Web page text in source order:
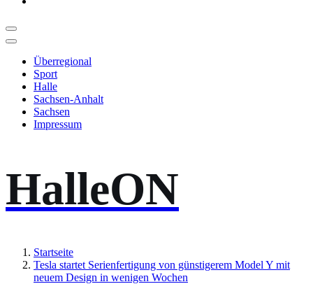
Überregional
Sport
Halle
Sachsen-Anhalt
Sachsen
Impressum
HalleON
Startseite
Tesla startet Serienfertigung von günstigerem Model Y mit
neuem Design in wenigen Wochen